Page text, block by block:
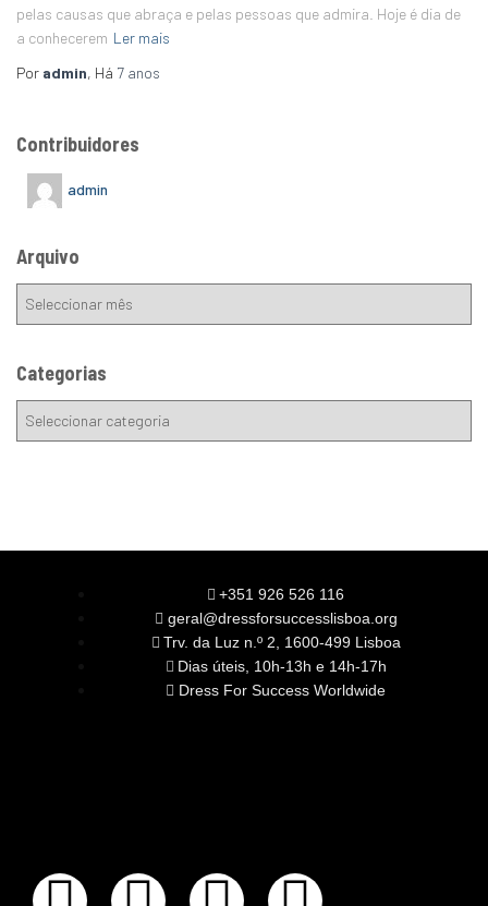
pelas causas que abraça e pelas pessoas que admira. Hoje é dia de
a conhecerem Ler mais
Por admin, Há 7 anos
Contribuidores
admin
Arquivo
Categorias
+351 926 526 116
geral@dressforsuccesslisboa.org
Trv. da Luz n.º 2, 1600-499 Lisboa
Dias úteis, 10h-13h e 14h-17h
Dress For Success Worldwide